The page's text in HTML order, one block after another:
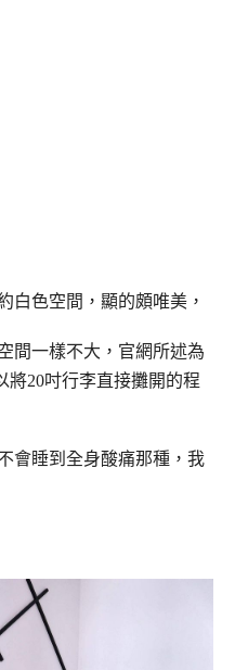
白色空間，顯的頗唯美，
間一樣不大，官網所述為
將20吋行李直接攤開的程
會睡到全身酸痛那種，我